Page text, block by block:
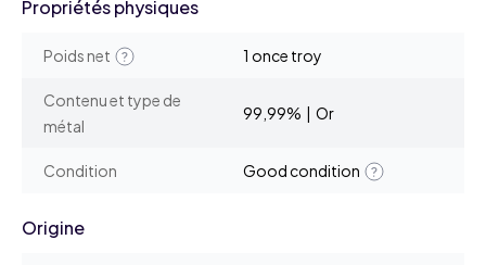
Propriétés physiques
Poids net 1 once troy
Contenu et type de
métal
99,99% | Or
Condition Good condition
Origine